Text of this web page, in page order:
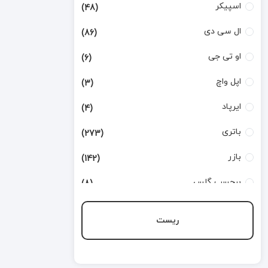
اسپیکر (48)
ال سی دی (86)
او تی جی (6)
اپل واچ (3)
ایرپاد (4)
باتری (273)
بازر (142)
برچسب گلس (8)
ریست